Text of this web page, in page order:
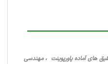
بایت ، تحقیق های آماده پاورپوینت ، مهندسی